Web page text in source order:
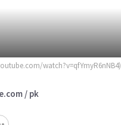
watch?v=qfYmyR6nNB4)
/ pk